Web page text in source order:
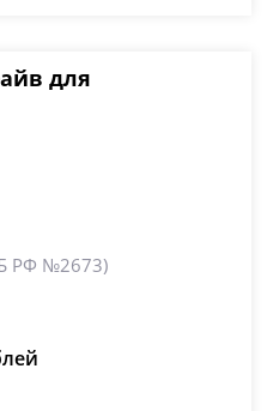
для
РФ №2673)